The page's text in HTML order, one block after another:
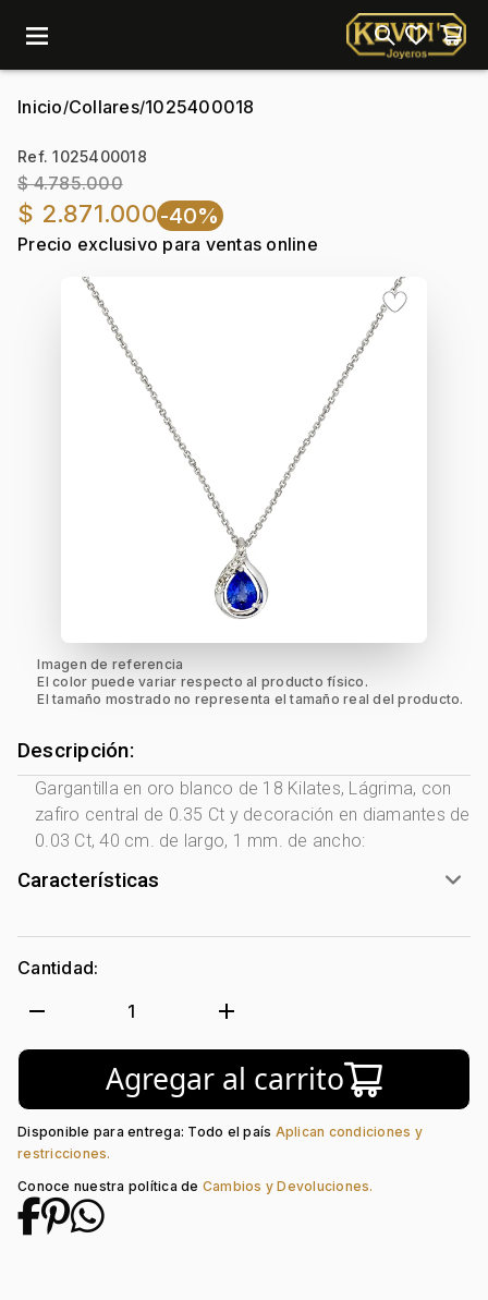
menu
Inicio/Collares/1025400018
Ref. 1025400018
$ 4.785.000
$ 2.871.000-40%
Precio exclusivo para ventas online
Imagen de referencia
El color puede variar respecto al producto físico.
El tamaño mostrado no representa el tamaño real del producto.
Descripción:
Gargantilla en oro blanco de 18 Kilates, Lágrima, con
zafiro central de 0.35 Ct y decoración en diamantes de
0.03 Ct, 40 cm. de largo, 1 mm. de ancho:
Características
Género: Mujer
Tono Metal:
Metal: Oro 18 Kilates
Lágrima
Tipo de terminado: Rodinado
Tipo de Broche: Reasa
Peso piedra central:
Piedra central: Zafiro
Piedra decoración:
Cantidad:
remove 1 add
Agregar al carrito
Disponible para entrega: Todo el país Aplican condiciones y
restricciones.
Conoce nuestra política de Cambios y Devoluciones.